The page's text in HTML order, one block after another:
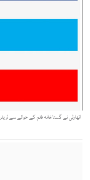
اتھارٹی نے گستاخانہ فلم کے حوالے سے